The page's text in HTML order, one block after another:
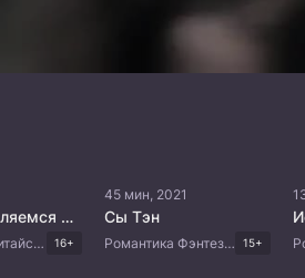
Мы направляемся к звёздам
Романтика Китайские дорамы 16+
45 мин, 2021
Сы Тэн
Романтика Фэнтези Мистика Китайские дорамы 15+